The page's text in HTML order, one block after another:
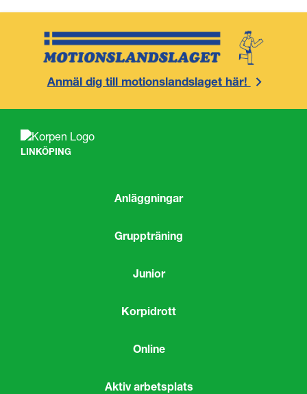
Anmäl dig till motionslandslaget här!
LINKÖPING
Anläggningar
Gruppträning
Junior
Korpidrott
Online
Aktiv arbetsplats